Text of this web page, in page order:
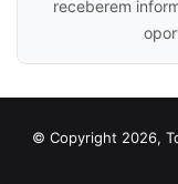
receberem
© Copyright 2026,